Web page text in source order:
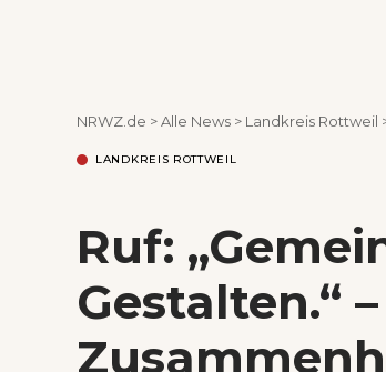
NRWZ.de >Alle News > Landkreis Rottweil
LANDKREIS ROTTWEIL
Ruf:
Gestalten.“